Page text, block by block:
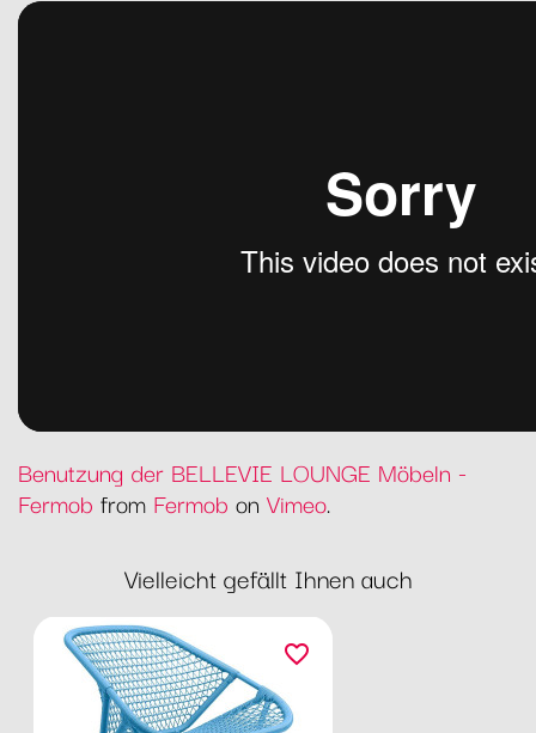
Benutzung der BELLEVIE LOUNGE Möbeln -
Fermob from Fermob on Vimeo.
Vielleicht gefällt Ihnen auch
favorite_border